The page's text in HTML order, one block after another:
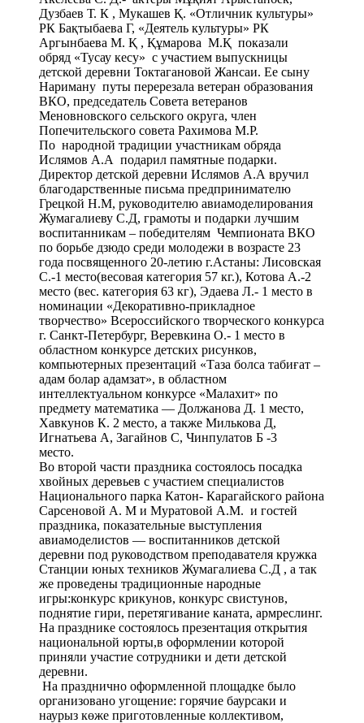
благодарственные письма предпринимателю
Грецкой Н.М, руководителю авиамоделирования
Жумагалиеву С.Д, грамоты и подарки лучшим
воспитанникам – победителям Чемпионата ВКО
по борьбе дзюдо среди молодежи в возрасте 23
года посвященного 20-летию г.Астаны: Лисовская
С.-1 место(весовая категория 57 кг.), Котова А.-2
место (вес. категория 63 кг), Эдаева Л.- 1 место в
номинации «Декоративно-прикладное
творчество» Всероссийского творческого конкурса
г. Санкт-Петербург, Веревкина О.- 1 место в
областном конкурсе детских рисунков,
компьютерных презентаций «Таза болса табиғат –
адам болар адамзат», в областном
интеллектуальном конкурсе «Малахит» по
предмету математика — Должанова Д. 1 место,
Хавкунов К. 2 место, а также Милькова Д,
Игнатьева А, Загайнов С, Чинпулатов Б -3
место.
Во второй части праздника состоялось посадка
хвойных деревьев с участием специалистов
Национального парка Катон- Карагайского района
Сарсеновой А. М и Муратовой А.М. и гостей
праздника, показательные выступления
авиамоделистов — воспитанников детской
деревни под руководством преподавателя кружка
Станции юных техников Жумагалиева С.Д , а так
же проведены традиционные народные
игры:конкурс крикунов, конкурс свистунов,
поднятие гири, перетягивание каната, армреслинг.
На празднике состоялось презентация открытия
национальной юрты,в оформлении которой
приняли участие сотрудники и дети детской
деревни.
На празднично оформленной площадке было
организовано угощение: горячие баурсаки и
наурыз көже приготовленные коллективом,
таджикский плов от предпринимателя Муртазаева
Сухробжана. Представитель «Өскемен-
Водоканал» Богданов С.В. от своего имени
подарил спортинвентарь и познавательные игры,
предприниматель Грецкая Н.М — спортивную
форму 3–м спортсменам детской деревни. Затем
гости посетили юрту и дома, где в теплой
атмосфере общались с детьми, знакомились с
бытом и с историей создания Детской деревни. В
течении праздника звучали песни и танцы.
Встреча завершилась общей фотографией на
память.